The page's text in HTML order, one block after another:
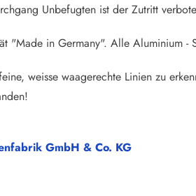
Unbefugten ist der Zutritt
"Made in Germany". Alle Aluminium
weisse waagerechte Linien zu
GmbH & Co. KG